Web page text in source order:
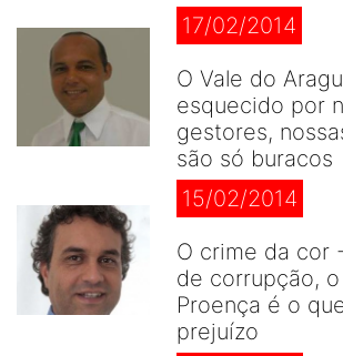
17/02/2014
O Vale do
esquecido por
gestores,
são só buracos
15/02/2014
O crime da cor
de corrupção,
Proença é o
prejuízo